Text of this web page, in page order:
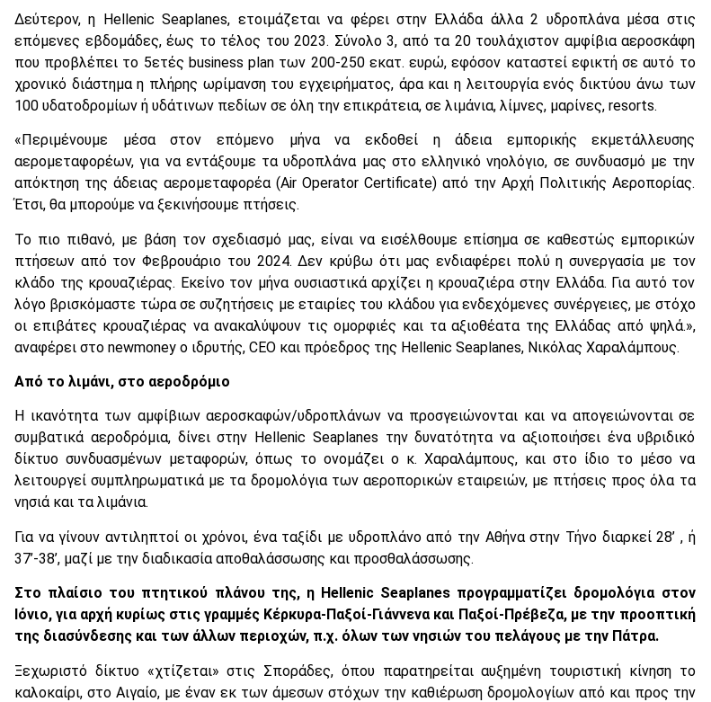
Δεύτερον, η Hellenic Seaplanes, ετοιμάζεται να φέρει στην Ελλάδα άλλα 2 υδροπλάνα μέσα στις
επόμενες εβδομάδες, έως το τέλος του 2023. Σύνολο 3, από τα 20 τουλάχιστον αμφίβια αεροσκάφη
που προβλέπει το 5ετές business plan των 200-250 εκατ. ευρώ, εφόσον καταστεί εφικτή σε αυτό το
χρονικό διάστημα η πλήρης ωρίμανση του εγχειρήματος, άρα και η λειτουργία ενός δικτύου άνω των
100 υδατοδρομίων ή υδάτινων πεδίων σε όλη την επικράτεια, σε λιμάνια, λίμνες, μαρίνες, resorts.
«Περιμένουμε μέσα στον επόμενο μήνα να εκδοθεί η άδεια εμπορικής εκμετάλλευσης
αερομεταφορέων, για να εντάξουμε τα υδροπλάνα μας στο ελληνικό νηολόγιο, σε συνδυασμό με την
απόκτηση της άδειας αερομεταφορέα (Air Operator Certificate) από την Αρχή Πολιτικής Αεροπορίας.
Έτσι, θα μπορούμε να ξεκινήσουμε πτήσεις.
Το πιο πιθανό, με βάση τον σχεδιασμό μας, είναι να εισέλθουμε επίσημα σε καθεστώς εμπορικών
πτήσεων από τον Φεβρουάριο του 2024. Δεν κρύβω ότι μας ενδιαφέρει πολύ η συνεργασία με τον
κλάδο της κρουαζιέρας. Εκείνο τον μήνα ουσιαστικά αρχίζει η κρουαζιέρα στην Ελλάδα. Για αυτό τον
λόγο βρισκόμαστε τώρα σε συζητήσεις με εταιρίες του κλάδου για ενδεχόμενες συνέργειες, με στόχο
οι επιβάτες κρουαζιέρας να ανακαλύψουν τις ομορφιές και τα αξιοθέατα της Ελλάδας από ψηλά.»,
αναφέρει στο newmoney ο ιδρυτής, CEO και πρόεδρος της Hellenic Seaplanes, Νικόλας Χαραλάμπους.
Από το λιμάνι, στο αεροδρόμιο
Η ικανότητα των αμφίβιων αεροσκαφών/υδροπλάνων να προσγειώνονται και να απογειώνονται σε
συμβατικά αεροδρόμια, δίνει στην Hellenic Seaplanes την δυνατότητα να αξιοποιήσει ένα υβριδικό
δίκτυο συνδυασμένων μεταφορών, όπως το ονομάζει ο κ. Χαραλάμπους, και στο ίδιο το μέσο να
λειτουργεί συμπληρωματικά με τα δρομολόγια των αεροπορικών εταιρειών, με πτήσεις προς όλα τα
νησιά και τα λιμάνια.
Για να γίνουν αντιληπτοί οι χρόνοι, ένα ταξίδι με υδροπλάνο από την Αθήνα στην Τήνο διαρκεί 28’ , ή
37’-38’, μαζί με την διαδικασία αποθαλάσσωσης και προσθαλάσσωσης.
Στο πλαίσιο του πτητικού πλάνου της, η Hellenic Seaplanes προγραμματίζει δρομολόγια στον
Ιόνιο, για αρχή κυρίως στις γραμμές Κέρκυρα-Παξοί-Γιάννενα και Παξοί-Πρέβεζα, με την προοπτική
της διασύνδεσης και των άλλων περιοχών, π.χ. όλων των νησιών του πελάγους με την Πάτρα.
Ξεχωριστό δίκτυο «χτίζεται» στις Σποράδες, όπου παρατηρείται αυξημένη τουριστική κίνηση το
καλοκαίρι, στο Αιγαίο, με έναν εκ των άμεσων στόχων την καθιέρωση δρομολογίων από και προς την